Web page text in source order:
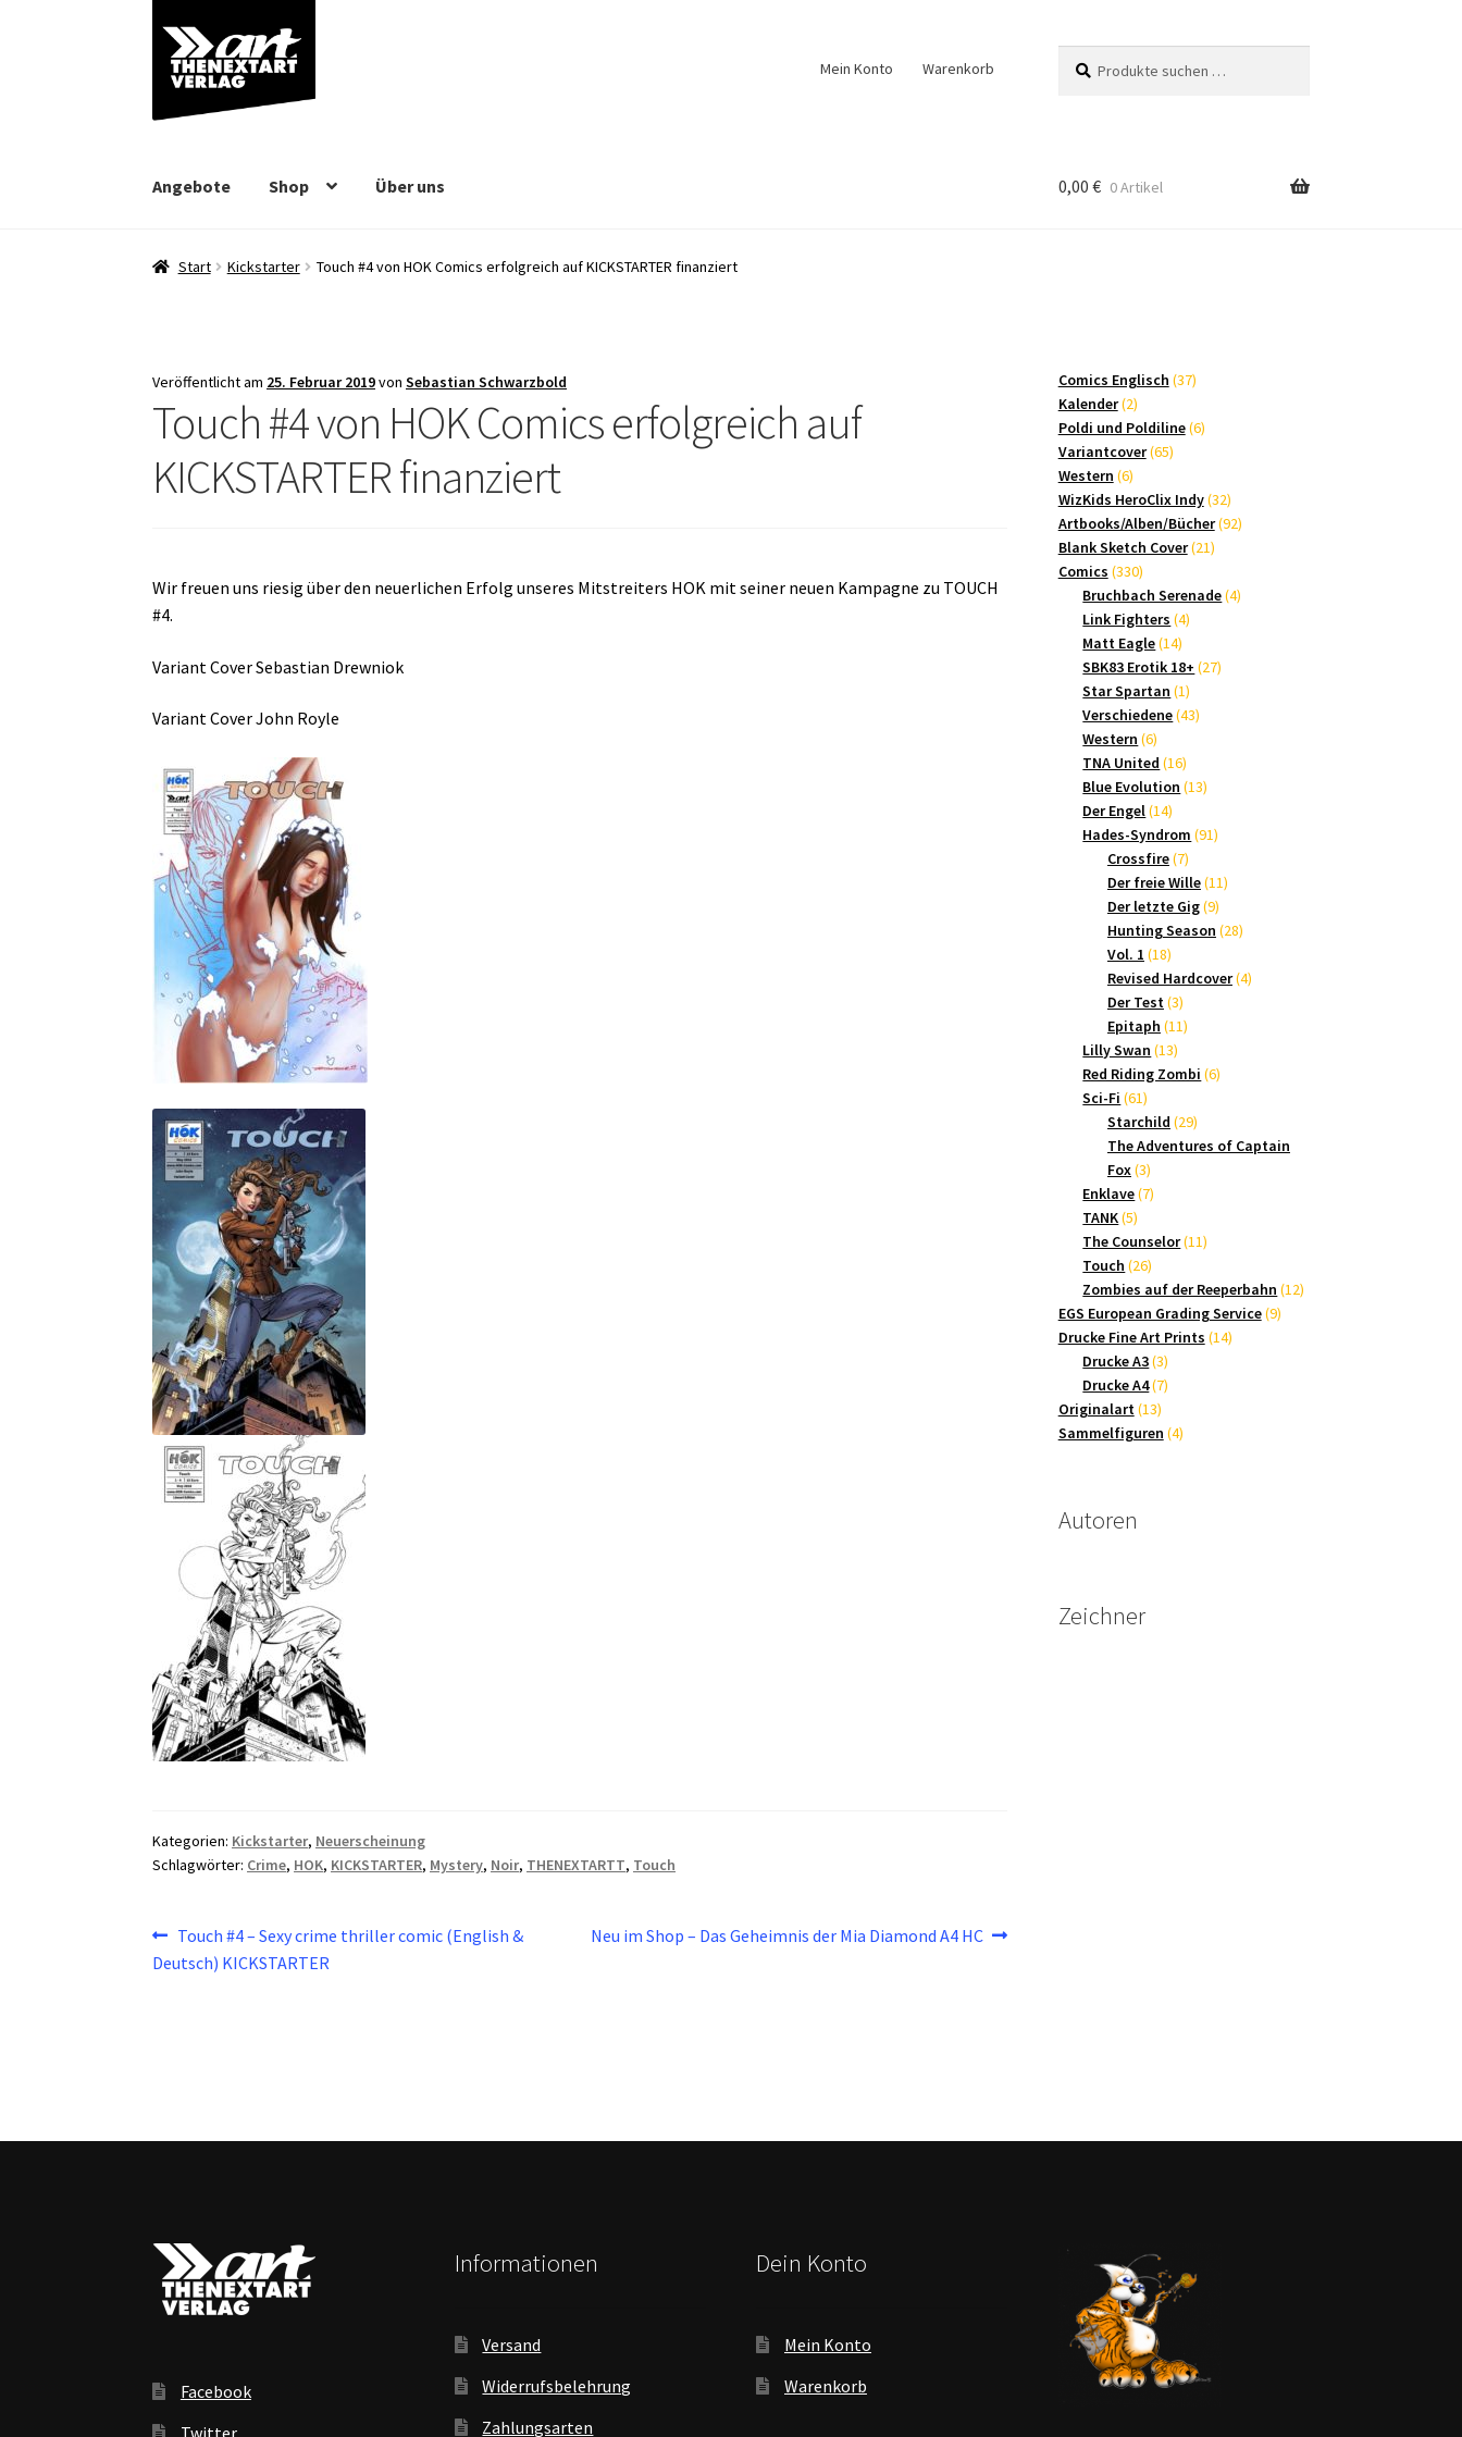
Zur
Navigation
springen
Zum
Inhalt
springen
Mein Konto Warenkorb
nach:
Angebote Shop Über uns 0,00 € 0 Artikel
Start Kickstarter Touch #4 von HOK Comics erfolgreich auf KICKSTARTER finanziert
Veröffentlicht am 25. Februar 2019vonSebastian Schwarzbold
Touch #4 von HOK Comics erfolgreich auf
KICKSTARTER finanziert
Wir freuen uns riesig über den neuerlichen Erfolg unseres Mitstreiters HOK mit seiner neuen Kampagne zu TOUCH
#4.
Variant Cover Sebastian Drewniok
Variant Cover John Royle
Kategorien: Kickstarter, Neuerscheinung
Schlagwörter: Crime, HOK, KICKSTARTER, Mystery, Noir, THENEXTARTT, Touch
Beitragsnavigation
Vorheriger
Beitrag:
Touch #4 – Sexy crime thriller comic (English &
Deutsch) KICKSTARTER
Nächster
Neu im Shop – Das Geheimnis der Mia Diamond A4 HC
Comics Englisch 3737
Kalender 22
Produkte
Poldi und Poldiline 66
Variantcover 6565
Western 66
Produkte
WizKids HeroClix Indy 3232
Produkte
Artbooks/Alben/Bücher 9292
Blank Sketch Cover 2121
Comics 330330
Produkte
Bruchbach Serenade 44
Link Fighters 44
Matt Eagle 1414
Produkte
SBK83 Erotik 18+ 2727
Star Spartan 11
Produkt
Verschiedene 4343
Western 66
Produkte
TNA United 1616
Produkte
Blue Evolution 1313
Der Engel 1414
Produkte
Hades-Syndrom 9191
Crossfire 77
Produkte
Der freie Wille 1111
Der letzte Gig 99
Produkte
Hunting Season 2828
Vol. 1 1818
Produkte
Revised Hardcover 44
Der Test 33
Produkte
Epitaph 1111
Lilly Swan 1313
Produkte
Red Riding Zombi 66
Sci-Fi 6161
Produkte
Starchild 2929
Produkte
The Adventures of Captain
Fox 33
Produkte
Enklave 77
TANK 55
Produkte
The Counselor 1111
Touch 2626
Produkte
Zombies auf der Reeperbahn 1212
EGS European Grading Service 99
Drucke Fine Art Prints 1414
Drucke A3 33
Produkte
Drucke A4 77
Originalart 1313
Produkte
Sammelfiguren 44
Autoren
Zeichner
Facebook
Informationen
Versand
Widerrufsbelehrung
Zahlungsarten
Dein Konto
Mein Konto
Warenkorb